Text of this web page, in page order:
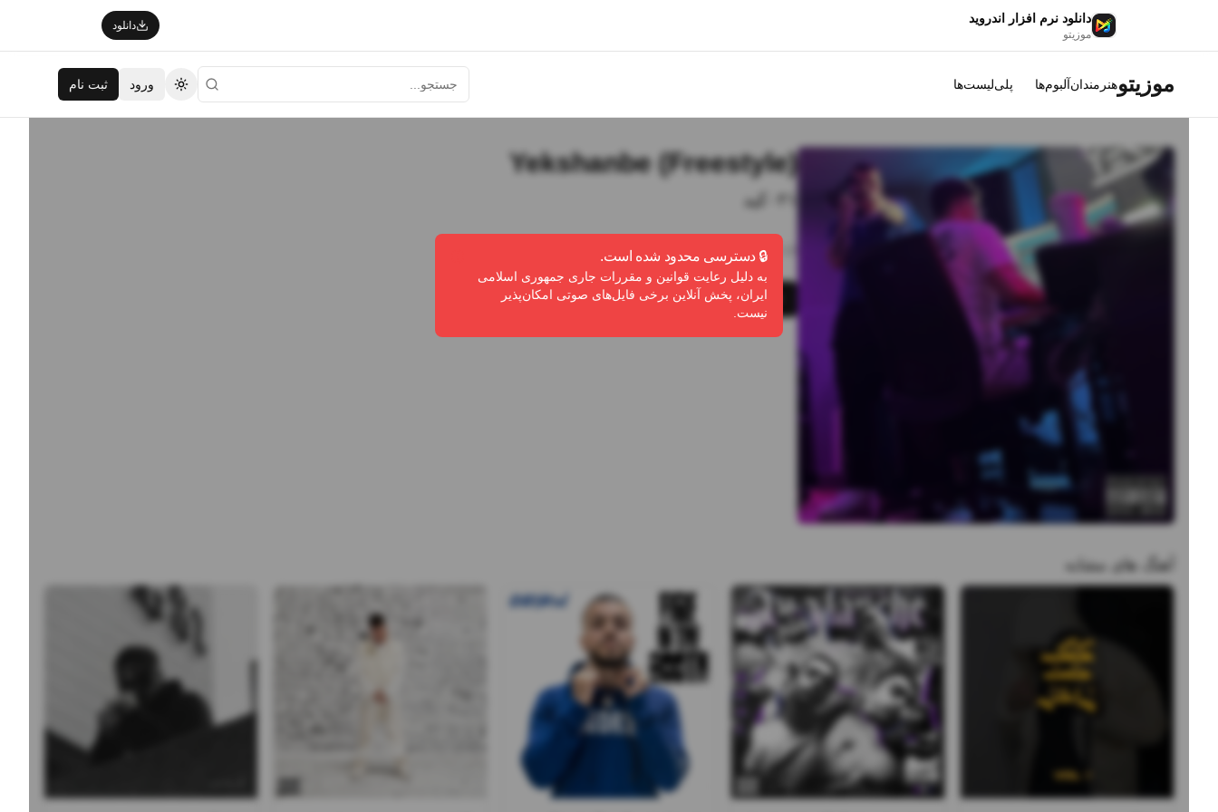
دانلود نرم افزار اندروید
موزیتو
دانلود
موزیتوهنرمندانآلبوم‌ها پلی‌لیست‌ها
تغییر تم
ورود ثبت نام
🔒 دسترسی محدود شده است.
به دلیل رعایت قوانین و مقررات جاری جمهوری اسلامی
ایران، پخش آنلاین برخی فایل‌های صوتی امکان‌پذیر
نیست.
Yekshanbe (Freestyle)
2پخش لایک
پخش دانلود گزارش تخلف
آهنگ های مشابه